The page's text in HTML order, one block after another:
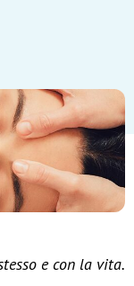
e con la vita.